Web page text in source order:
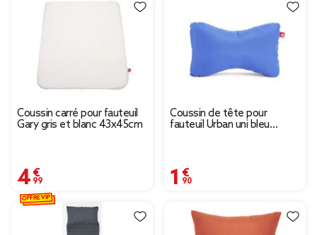
Coussin carré pour fauteuil
Gary gris et blanc 43x45cm
4,99 €
Coussin de tête pour
fauteuil Urban uni bleu
1,90 €
OFFRE VIP